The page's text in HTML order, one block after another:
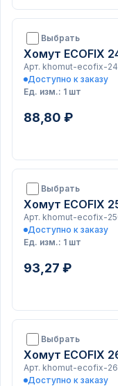
Выбрать
Хомут ECOFIX
Арт. khomut-ecofix-
Доступно к заказу
Ед. изм.: 1 шт
88,80 ₽
Выбрать
Хомут ECOFIX
Арт. khomut-ecofix-
Доступно к заказу
Ед. изм.: 1 шт
93,27 ₽
Выбрать
Хомут ECOFIX
Арт. khomut-ecofix-
Доступно к заказу